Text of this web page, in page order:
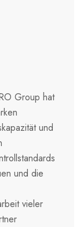
Group hat
und
und die
vieler